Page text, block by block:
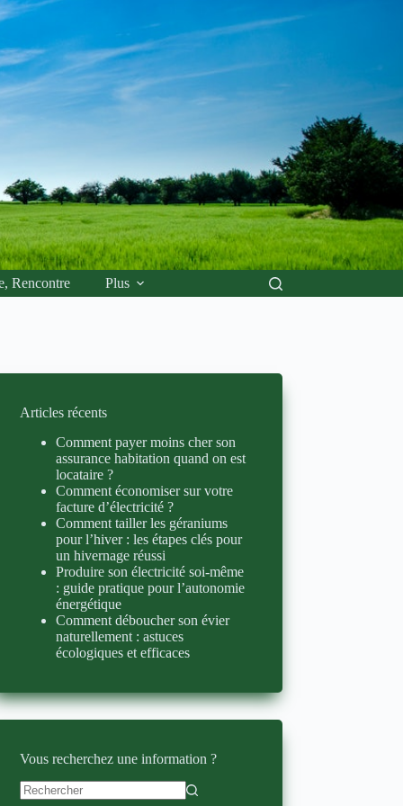
Rencontre Plus
Articles récents
Comment payer moins cher son
assurance habitation quand on est
locataire ?
Comment économiser sur votre
facture d’électricité ?
Comment tailler les géraniums
pour l’hiver : les étapes clés pour
un hivernage réussi
Produire son électricité soi-même
: guide pratique pour l’autonomie
énergétique
Comment déboucher son évier
naturellement : astuces
écologiques et efficaces
Vous recherchez une information ?